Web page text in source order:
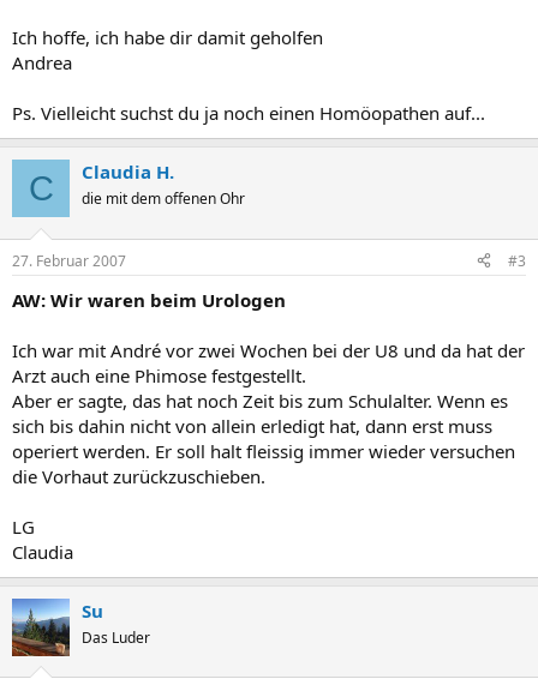
Ich hoffe, ich habe dir damit geholfen
Andrea
Ps. Vielleicht suchst du ja noch einen Homöopathen auf...
C Claudia H.
die mit dem offenen Ohr
27. Februar 2007 #3
AW: Wir waren beim Urologen
Ich war mit André vor zwei Wochen bei der U8 und da hat der
Arzt auch eine Phimose festgestellt.
Aber er sagte, das hat noch Zeit bis zum Schulalter. Wenn es
sich bis dahin nicht von allein erledigt hat, dann erst muss
operiert werden. Er soll halt fleissig immer wieder versuchen
die Vorhaut zurückzuschieben.
LG
Claudia
Su
Das Luder